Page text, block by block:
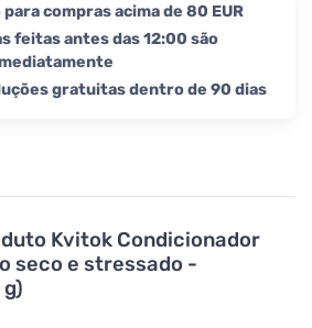
Kvitok Condicionador
seco e stressado -
compras acima de 80 EUR
feitas antes das 12:00 são
gratuitas dentro de 90 dias